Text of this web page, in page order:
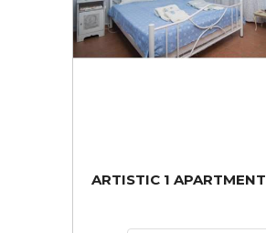
ARTISTIC 1 APARTMENT